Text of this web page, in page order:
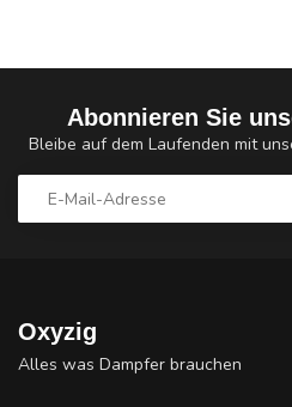
Abonnieren Sie
Bleibe auf dem Laufenden mit
Oxyzig
Alles was Dampfer brauchen